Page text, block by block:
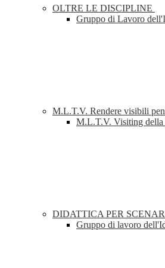
OLTRE LE DISCIPLINE
Gruppo di Lavoro
M.L.T.V. Rendere visibili
M.L.T.V. Visiting della
DIDATTICA PER
Gruppo di lavoro